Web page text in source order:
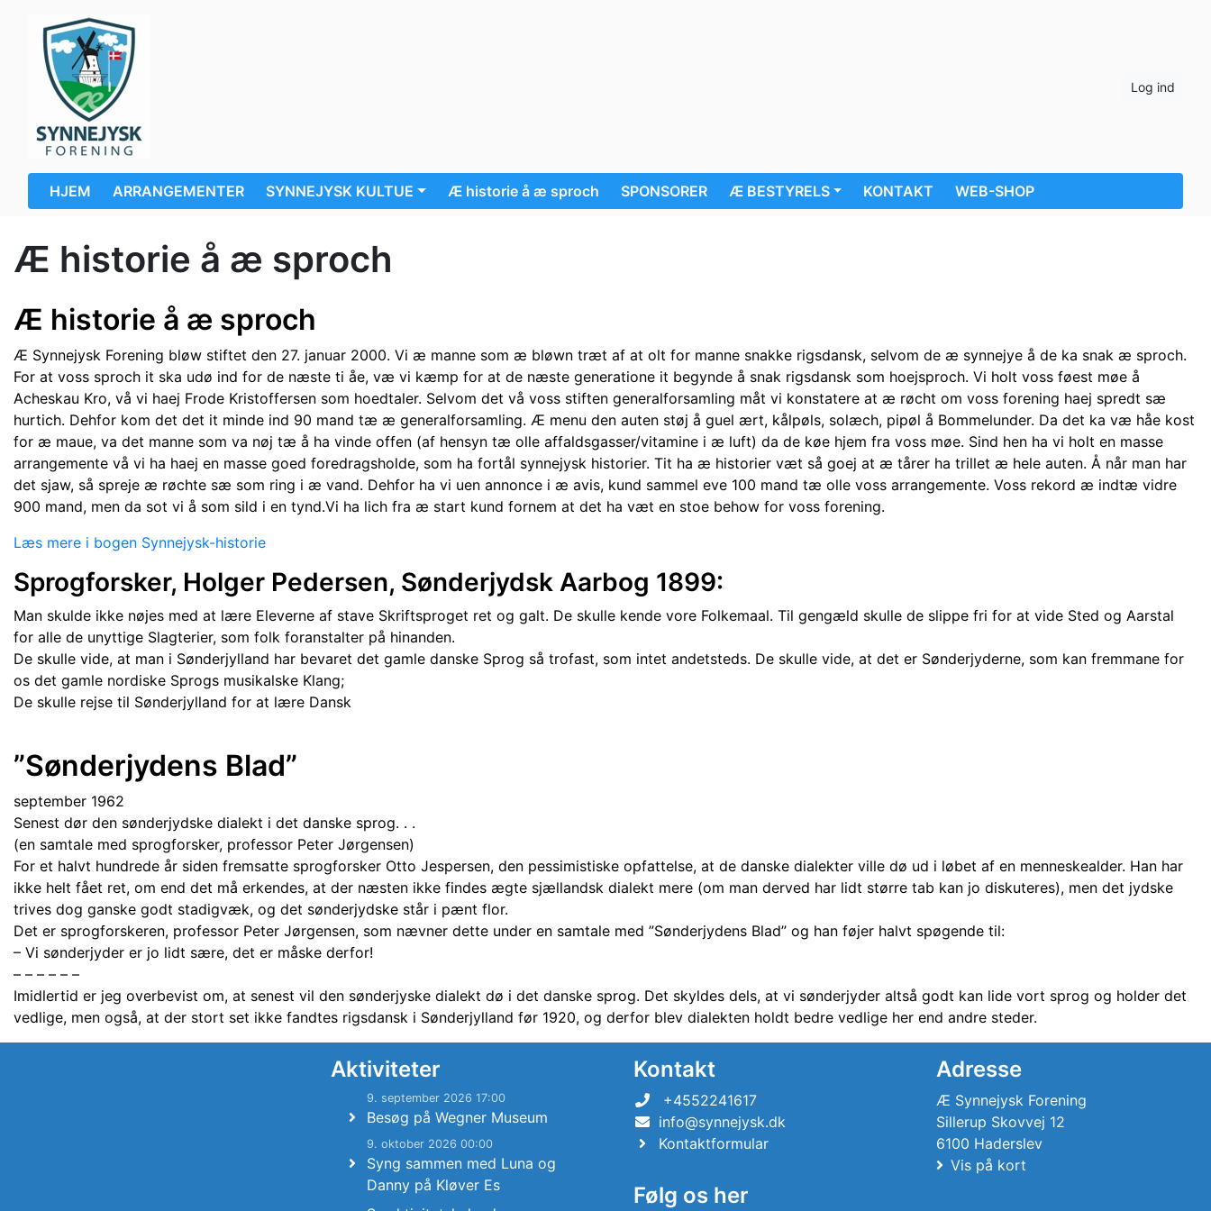
Log ind
HJEM ARRANGEMENTER SYNNEJYSK KULTUE Æ historie å æ sproch SPONSORER Æ BESTYRELS KONTAKT WEB-SHOP
Æ historie å æ sproch
Æ historie å æ sproch
Æ Synnejysk Forening bløw stiftet den 27. januar 2000. Vi æ manne som æ bløwn træt af at olt for manne snakke rigsdansk, selvom de æ synnejye å de ka snak æ sproch.
For at voss sproch it ska udø ind for de næste ti åe, væ vi kæmp for at de næste generatione it begynde å snak rigsdansk som hoejsproch. Vi holt voss føest møe å
Acheskau Kro, vå vi haej Frode Kristoffersen som hoedtaler. Selvom det vå voss stiften generalforsamling måt vi konstatere at æ røcht om voss forening haej spredt sæ
hurtich. Dehfor kom det det it minde ind 90 mand tæ æ generalforsamling. Æ menu den auten støj å guel ært, kålpøls, solæch, pipøl å Bommelunder. Da det ka væ håe kost
for æ maue, va det manne som va nøj tæ å ha vinde offen (af hensyn tæ olle affaldsgasser/vitamine i æ luft) da de køe hjem fra voss møe. Sind hen ha vi holt en masse
arrangemente vå vi ha haej en masse goed foredragsholde, som ha fortål synnejysk historier. Tit ha æ historier væt så goej at æ tårer ha trillet æ hele auten. Å når man har
det sjaw, så spreje æ røchte sæ som ring i æ vand. Dehfor ha vi uen annonce i æ avis, kund sammel eve 100 mand tæ olle voss arrangemente. Voss rekord æ indtæ vidre
900 mand, men da sot vi å som sild i en tynd.Vi ha lich fra æ start kund fornem at det ha væt en stoe behow for voss forening.
Læs mere i bogen Synnejysk-historie
Sprogforsker, Holger Pedersen, Sønderjydsk Aarbog 1899:
Man skulde ikke nøjes med at lære Eleverne af stave Skriftsproget ret og galt. De skulle kende vore Folkemaal. Til gengæld skulle de slippe fri for at vide Sted og Aarstal
for alle de unyttige Slagterier, som folk foranstalter på hinanden.
De skulle vide, at man i Sønderjylland har bevaret det gamle danske Sprog så trofast, som intet andetsteds. De skulle vide, at det er Sønderjyderne, som kan fremmane for
os det gamle nordiske Sprogs musikalske Klang;
De skulle rejse til Sønderjylland for at lære Dansk
”Sønderjydens Blad”
september 1962
Senest dør den sønderjydske dialekt i det danske sprog. . .
(en samtale med sprogforsker, professor Peter Jørgensen)
For et halvt hundrede år siden fremsatte sprogforsker Otto Jespersen, den pessimistiske opfattelse, at de danske dialekter ville dø ud i løbet af en menneskealder. Han har
ikke helt fået ret, om end det må erkendes, at der næsten ikke findes ægte sjællandsk dialekt mere (om man derved har lidt større tab kan jo diskuteres), men det jydske
trives dog ganske godt stadigvæk, og det sønderjydske står i pænt flor.
Det er sprogforskeren, professor Peter Jørgensen, som nævner dette under en samtale med ”Sønderjydens Blad” og han føjer halvt spøgende til:
– Vi sønderjyder er jo lidt sære, det er måske derfor!
– – – – – –
Imidlertid er jeg overbevist om, at senest vil den sønderjyske dialekt dø i det danske sprog. Det skyldes dels, at vi sønderjyder altså godt kan lide vort sprog og holder det
vedlige, men også, at der stort set ikke fandtes rigsdansk i Sønderjylland før 1920, og derfor blev dialekten holdt bedre vedlige her end andre steder.
Aktiviteter
9. september 2026 17:00
Besøg på Wegner Museum
9. oktober 2026 00:00
Syng sammen med Luna og
Danny på Kløver Es
Kontakt
+4552241617
info@synnejysk.dk
Kontaktformular
Følg os her
Adresse
Æ Synnejysk Forening
Sillerup Skovvej 12
6100 Haderslev
Vis på kort